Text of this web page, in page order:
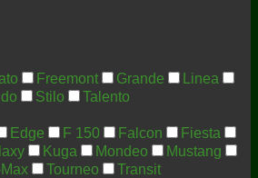
Freemont Grande
Linea
Stilo
Talento
Edge F 150 Falcon
Fiesta
Kuga Mondeo
Mustang
Tourneo
Transit